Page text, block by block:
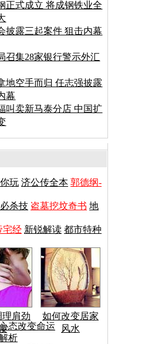
正式成立 将成钢铁业全
披露三起案件 狙击内幕
召集28家银行警示外汇
地空手而归 任志强披露
幕
叫卖新马泰分店 中国扩
玩 济公传全本 郭德纲-
杀技 盗墓挖坟奇书 地
宅经 新锐解读 都市特种
理肩劲
如何改变居家
风水
态改变命运
析